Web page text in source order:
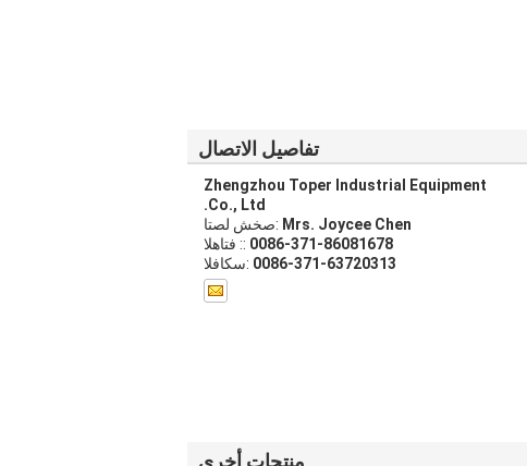
تفاصيل الاتصال
Zhengzhou Toper Industrial Equipment
Co., Ltd.
اتصل شخص: Mrs. Joycee Chen
الهاتف :: 0086-371-86081678
الفاكس: 0086-371-63720313
منتجات أخرى